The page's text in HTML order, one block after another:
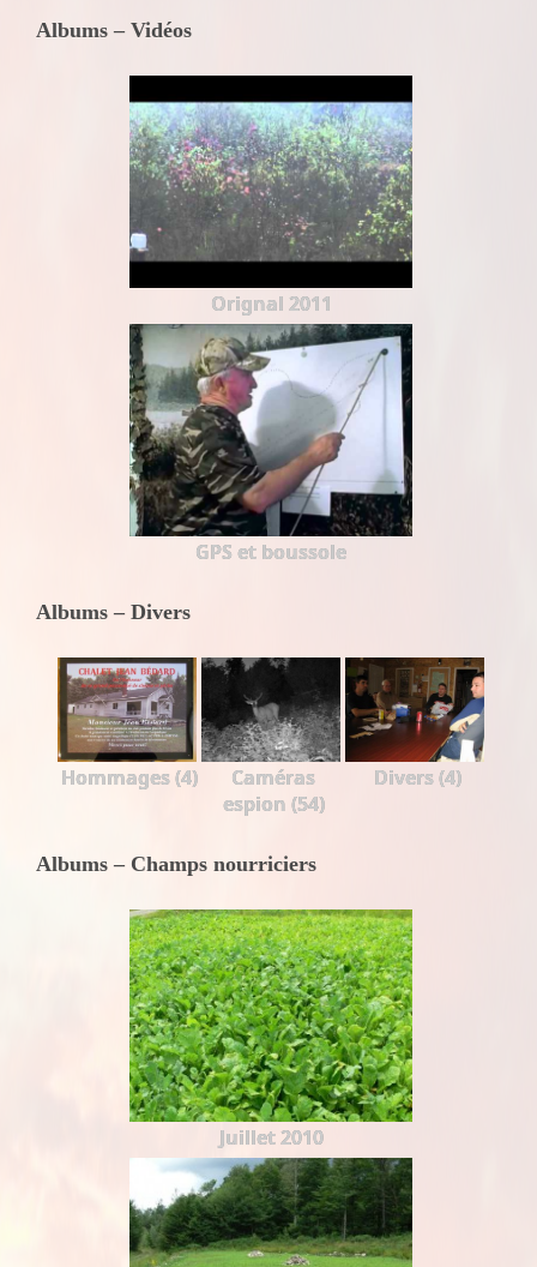
Albums – Vidéos
Orignal 2011
GPS et boussole
Albums – Divers
Hommages (4)
Caméras
espion (54)
Divers (4)
Albums – Champs nourriciers
Juillet 2010